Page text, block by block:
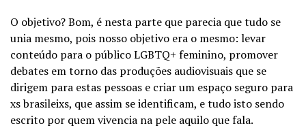
O objetivo? Bom, é nesta parte que parecia que tudo se
unia mesmo, pois nosso objetivo era o mesmo: levar
conteúdo para o público LGBTQ+ feminino, promover
debates em torno das produções audiovisuais que se
dirigem para estas pessoas e criar um espaço seguro para
xs brasileixs, que assim se identificam, e tudo isto sendo
escrito por quem vivencia na pele aquilo que fala.